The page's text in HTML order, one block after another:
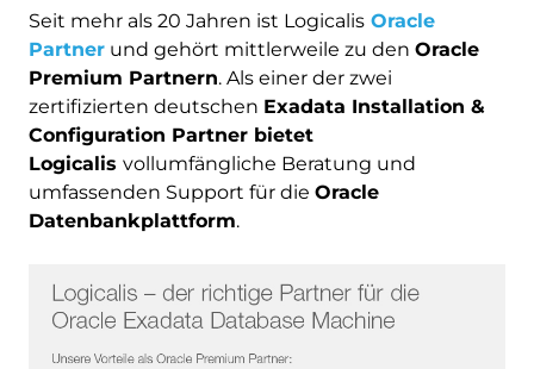
Seit mehr als 20 Jahren ist Logicalis Oracle
Partner und gehört mittlerweile zu den Oracle
Premium Partnern. Als einer der zwei
zertifizierten deutschen Exadata Installation &
Configuration Partner bietet
Logicalis vollumfängliche Beratung und
umfassenden Support für die Oracle
Datenbankplattform.